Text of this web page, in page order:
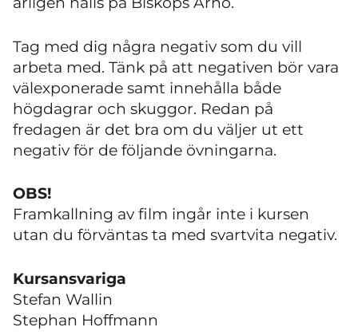
Tag med dig några negativ som du vill
arbeta med. Tänk på att negativen bör vara
välexponerade samt innehålla både
högdagrar och skuggor. Redan på
fredagen är det bra om du väljer ut ett
negativ för de följande övningarna.
OBS!
Framkallning av film ingår inte i kursen
utan du förväntas ta med svartvita negativ.
Kursansvariga
Stefan Wallin
Stephan Hoffmann